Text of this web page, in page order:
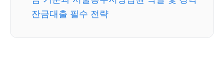
잔금대출 필수 전략